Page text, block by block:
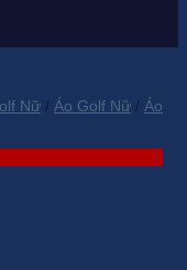
Nữ / Áo Golf Nữ / Áo